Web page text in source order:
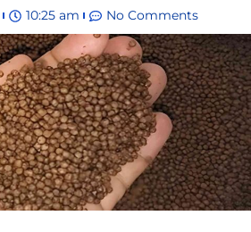
10:25 am No Comments